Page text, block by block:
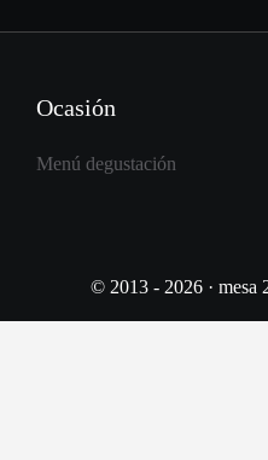
Ocasión
Menú degustación
© 2013 - 2026 · mesa